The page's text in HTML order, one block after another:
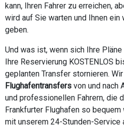
kann, Ihren Fahrer zu erreichen,
wird auf Sie warten und Ihnen
geben.
Und was ist, wenn sich Ihre Pläne
Ihre Reservierung KOSTENLOS
geplanten Transfer stornieren.
Flughafentransfers von und nach
und professionellen Fahrern, die
Frankfurter Flughafen so bequem
mit unserem 24-Stunden-Service